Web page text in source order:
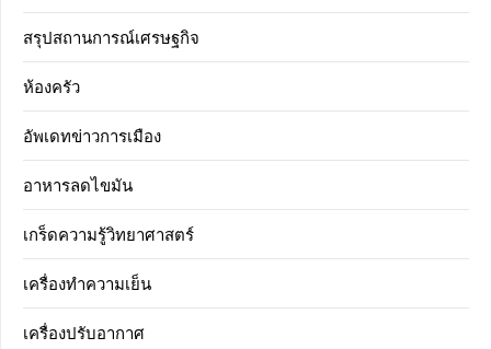
สรุปสถานการณ์เศรษฐกิจ
ห้องครัว
อัพเดทข่าวการเมือง
อาหารลดไขมัน
เกร็ดความรู้วิทยาศาสตร์
เครื่องทำความเย็น
เครื่องปรับอากาศ